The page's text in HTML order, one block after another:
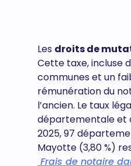
Les droits de
Cette taxe, incluse
communes et un
rémunération du
l’ancien. Le taux
départementale et
2025, 97
Mayotte (3,80 %)
Frais de notaire